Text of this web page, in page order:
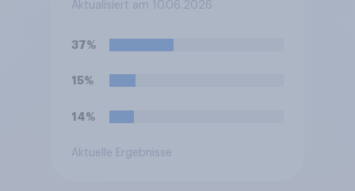
derzeit am besten?
Aktualisiert am 10.06.2026
37%
15%
14%
Aktuelle Ergebnisse